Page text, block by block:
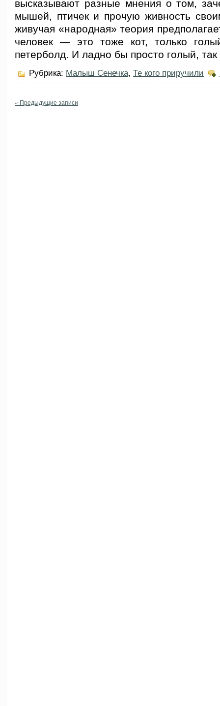
высказывают разные мнения о том,
мышей, птичек и прочую живность
живучая «народная» теория
человек — это тоже кот, только
петерболд. И ладно бы просто голый,
Рубрика: Малыш Сенечка, Те кого приручили
« Предыдущие записи